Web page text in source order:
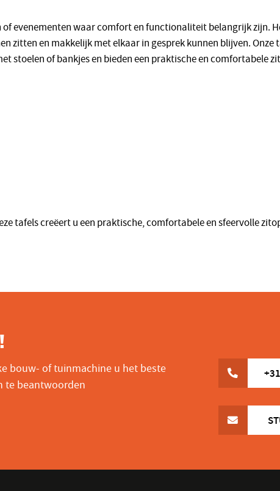
of evenementen waar comfort en functionaliteit belangrijk zijn.
zitten en makkelijk met elkaar in gesprek kunnen blijven. Onze
stoelen of bankjes en bieden een praktische en comfortabele
tafels creëert u een praktische, comfortabele en sfeervolle
bouw- of tuinmachine u het beste
te beantwoorden